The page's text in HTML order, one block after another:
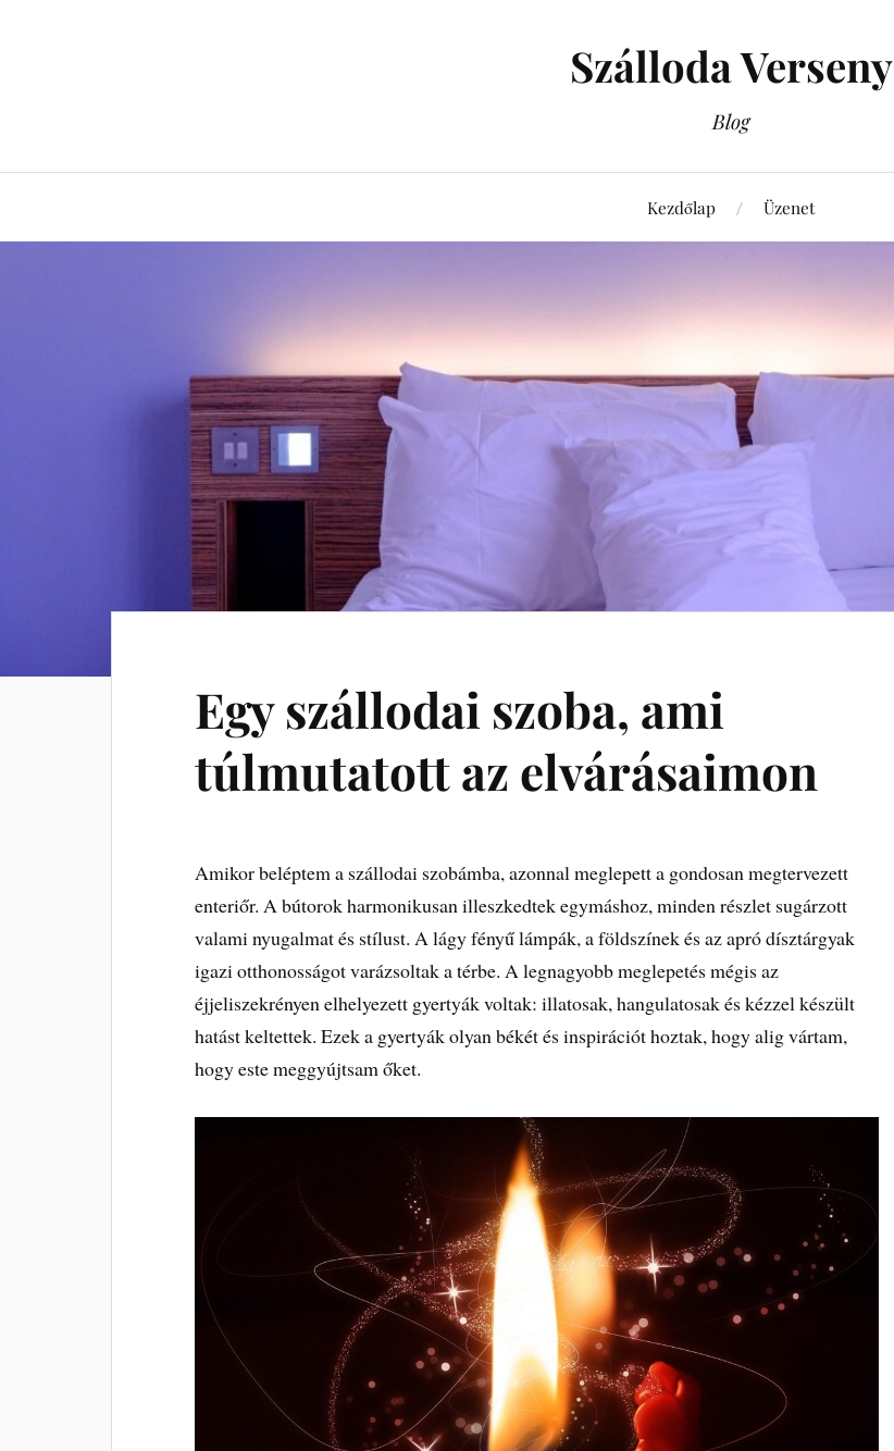
Szálloda Verseny
Blog
Kezdőlap Üzenet
Egy szállodai szoba, ami
túlmutatott az elvárásaimon
Amikor beléptem a szállodai szobámba, azonnal meglepett a gondosan megtervezett
enteriőr. A bútorok harmonikusan illeszkedtek egymáshoz, minden részlet sugárzott
valami nyugalmat és stílust. A lágy fényű lámpák, a földszínek és az apró dísztárgyak
igazi otthonosságot varázsoltak a térbe. A legnagyobb meglepetés mégis az
éjjeliszekrényen elhelyezett gyertyák voltak: illatosak, hangulatosak és kézzel készült
hatást keltettek. Ezek a gyertyák olyan békét és inspirációt hoztak, hogy alig vártam,
hogy este meggyújtsam őket.